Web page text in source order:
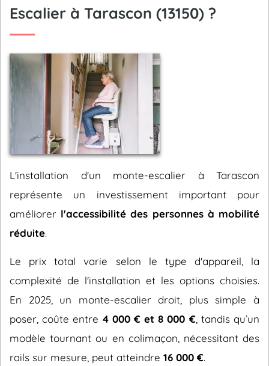
Escalier à Tarascon (13150) ?
L'installation d'un monte-escalier à Tarascon
représente un investissement important pour
améliorer l'accessibilité des personnes à mobilité
réduite.
Le prix total varie selon le type d'appareil, la
complexité de l'installation et les options choisies.
En 2025, un monte-escalier droit, plus simple à
poser, coûte entre 4 000 € et 8 000 € , tandis qu’un
modèle tournant ou en colimaçon, nécessitant des
rails sur mesure, peut atteindre 16 000 €.